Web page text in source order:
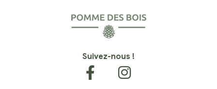
Suivez-nous !